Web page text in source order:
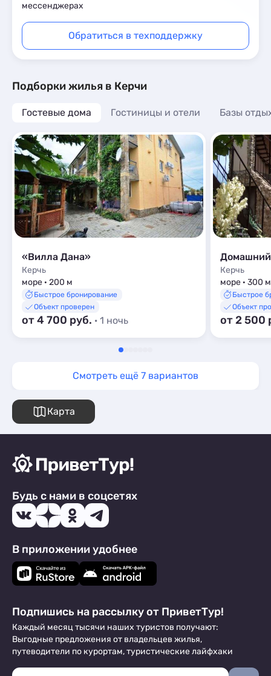
мессенджерах
Обратиться в техподдержку
Подборки жилья в Керчи
Гостевые дома Гостиницы и отели Базы
«Вилла Дана»
Керчь
море · 200 м
Быстрое бронирование
Объект проверен
от 4 700 руб. · 1 ночь
Керчь
море · 300 м
Быстрое
Объект
от 2 500
Смотреть ещё 7 вариантов
Карта
Будь с нами в соцсетях
В приложении удобнее
Подпишись на рассылку от ПриветТур!
Каждый месяц тысячи наших туристов получают:
Выгодные предложения от владельцев жилья,
путеводители по курортам, туристические лайфхаки